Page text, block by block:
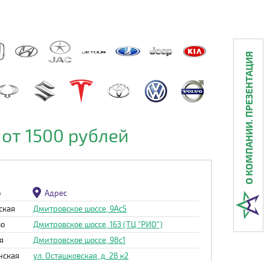
1500 рублей
Адрес
Дмитровское шоссе, 9Ас5
Дмитровское шоссе, 163 (ТЦ "РИО")
Дмитровское шоссе, 98с1
ул. Осташковская, д. 28 к2
О КОМПАНИИ. ПРЕЗЕНТАЦИЯ